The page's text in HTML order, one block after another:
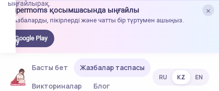
×
Supermoms қосымшасында ыңғайлы
Жазбаларды, пікірлерді және чатты бір түртумен ашыңыз.
Google Play
ыңғайлырақ.
Басты бет
Жазбалар таспасы
Викториналар
Блог
RU KZ EN